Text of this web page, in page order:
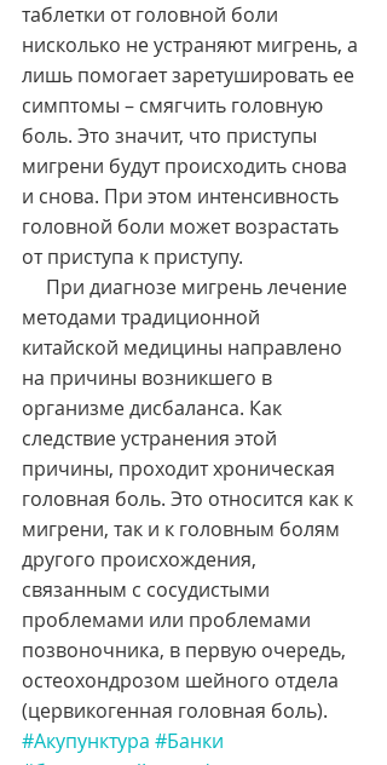
таблетки от головной боли
нисколько не устраняют мигрень, а
лишь помогает заретушировать ее
симптомы – смягчить головную
боль. Это значит, что приступы
мигрени будут происходить снова
и снова. При этом интенсивность
головной боли может возрастать
от приступа к приступу.
методами традиционной
китайской медицины направлено
на причины возникшего в
организме дисбаланса. Как
следствие устранения этой
причины, проходит хроническая
головная боль. Это относится как к
мигрени, так и к головным болям
другого происхождения,
связанным с сосудистыми
проблемами или проблемами
позвоночника, в первую очередь,
остеохондрозом шейного отдела
(цервикогенная головная боль).
#Акупунктура #Банки